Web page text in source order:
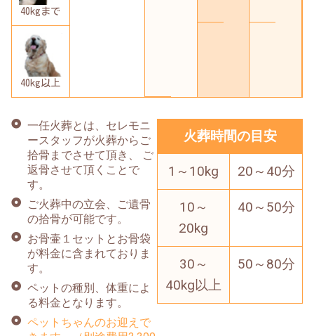
40kgまで
40kg以上
一任火葬とは、セレモニ
ースタッフが火葬からご
拾骨までさせて頂き、 ご
返骨させて頂くことで
す。
ご火葬中の立会、ご遺骨
の拾骨が可能です。
お骨壷１セットとお骨袋
が料金に含まれておりま
す。
ペットの種別、体重によ
る料金となります。
ペットちゃんのお迎えで
火葬時間の目安
1～10kg 20～40分
10～
20kg
40～50分
30～
40kg以上
50～80分